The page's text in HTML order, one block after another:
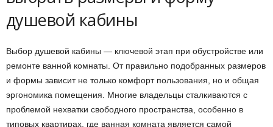
душевой кабины
Выбор душевой кабины — ключевой этап при обустройстве или
ремонте ванной комнаты. От правильно подобранных размеров
и формы зависит не только комфорт пользования, но и общая
эргономика помещения. Многие владельцы сталкиваются с
проблемой нехватки свободного пространства, особенно в
типовых квартирах, где ванная комната является самой